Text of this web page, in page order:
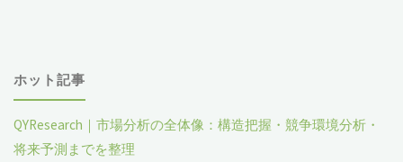
ホット記事
QYResearch｜市場分析の全体像：構造把握・競争環境分析・
将来予測までを整理